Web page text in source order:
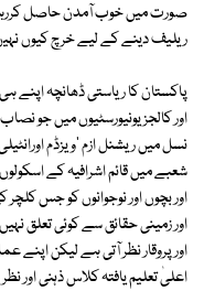
صورت میں خوب آمدن حاصل کررہے
ریلیف دینے کے لیے خرچ کیوں
پاکستان کا ریاستی ڈھانچہ اپنے
اور کالجز یونیورسٹیوں میں جو
نسل میں ریشنل ازم 'ویزڈم
شعبے میں قائم اشرافیہ کے
اور بچوں اور نوجوانوں کو جس
اور زمینی حقائق سے کوئی تعلق
اور پروقار نظر آتی ہے لیکن
اعلیٰ تعلیم یافتہ کلاس ذہنی اور